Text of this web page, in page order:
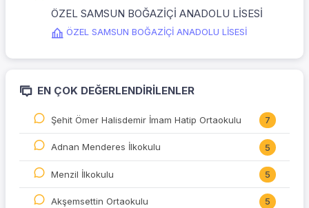
ÖZEL SAMSUN BOĞAZİÇİ ANADOLU LİSESİ
ÖZEL SAMSUN BOĞAZİÇİ ANADOLU LİSESİ
EN ÇOK DEĞERLENDIRILENLER
Şehit Ömer Halisdemir İmam Hatip Ortaokulu 7
Adnan Menderes İlkokulu 5
Menzil İlkokulu 5
Akşemsettin Ortaokulu 5